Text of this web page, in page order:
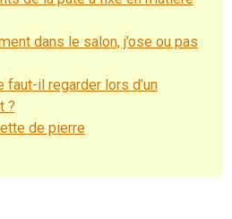
dans le salon, j’ose ou pas
faut-il regarder lors d’un
?
de pierre